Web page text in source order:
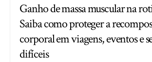
Ganho de massa muscular na
Saiba como proteger a
corporal em viagens, eventos e
difíceis